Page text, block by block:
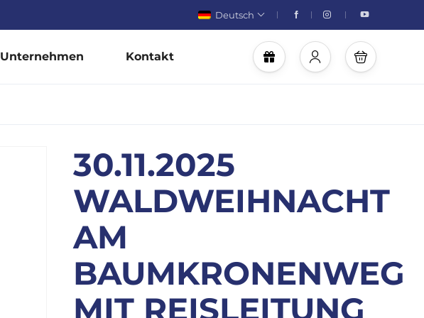
Deutsch
Unternehmen Kontakt
30.11.2025
WALDWEIHNACHT
AM
BAUMKRONENWEG
MIT REISLEITUNG